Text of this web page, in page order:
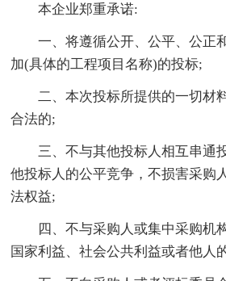
本企业郑重承诺:
一、将遵循公开、公平、公正
加(具体的工程项目名称)的投标;
二、本次投标所提供的一切材料
合法的;
三、不与其他投标人相互串通
他投标人的公平竞争，不损害采购
法权益;
四、不与采购人或集中采购机
国家利益、社会公共利益或者他人